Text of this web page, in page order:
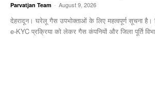
Parvatjan Team - August 9, 2026
देहरादून। घरेलू गैस उपभोक्ताओं के लिए महत्वपूर्ण सूचना
e-KYC प्रक्रिया को लेकर गैस कंपनियों और जिला पूर्ति